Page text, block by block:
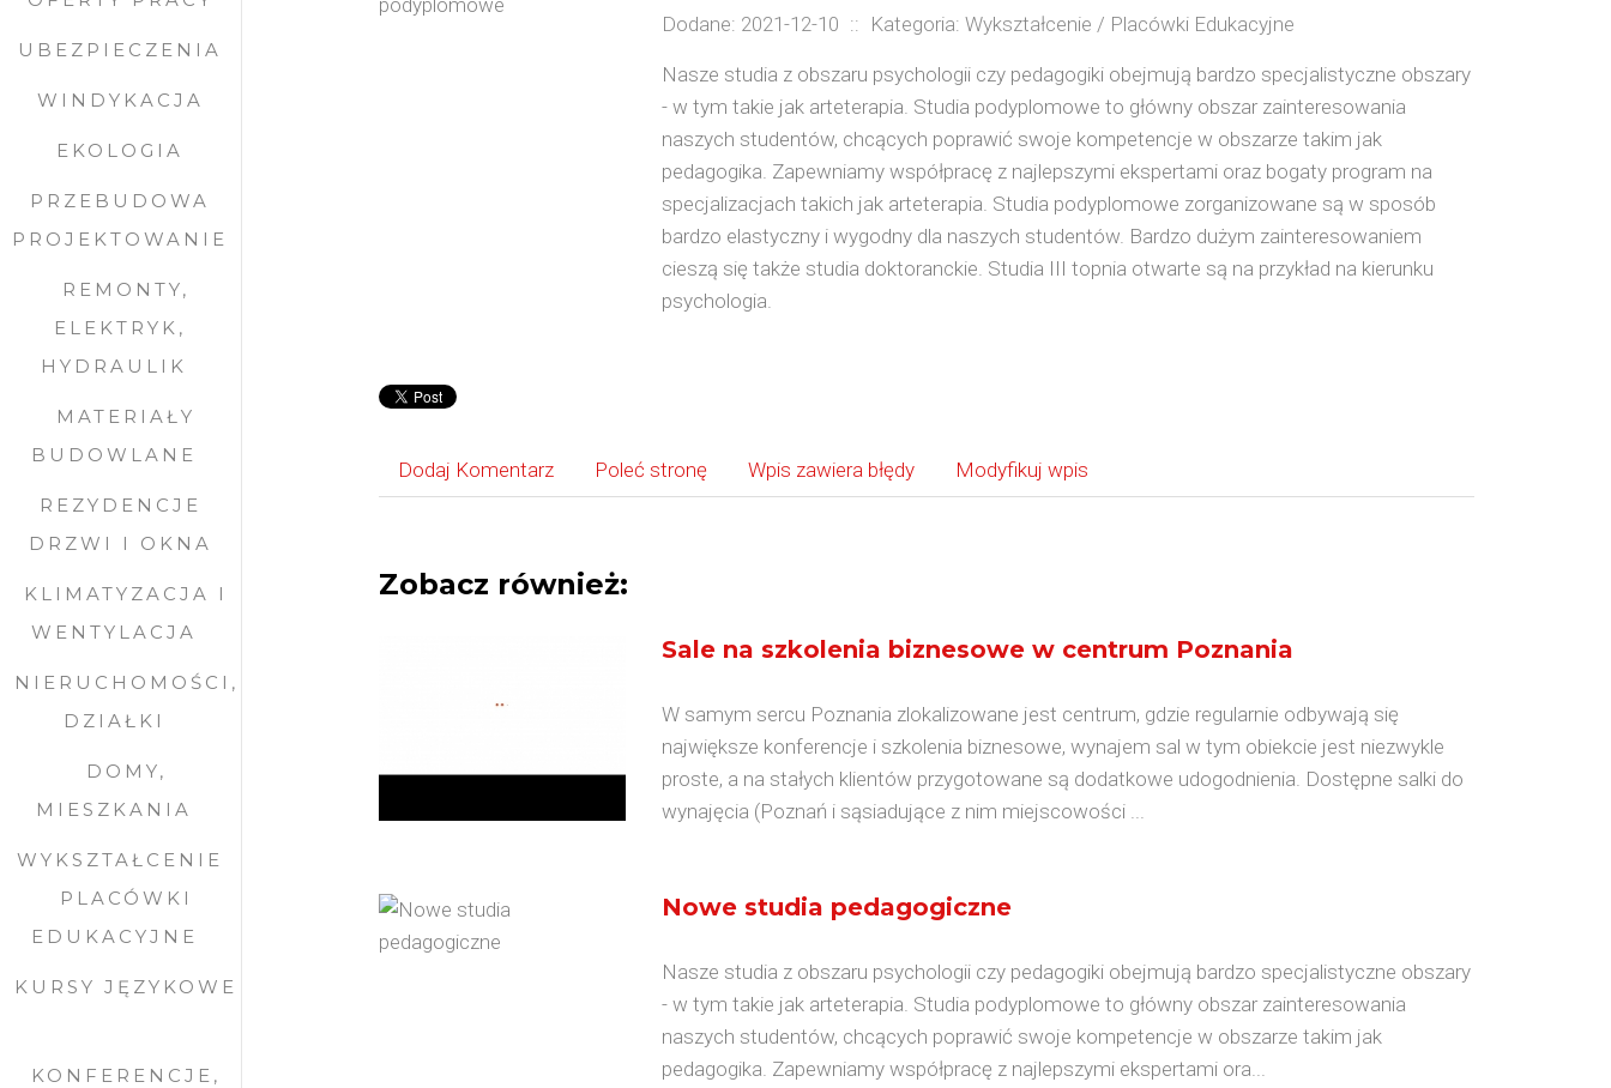
UBEZPIECZENIA
WINDYKACJA
EKOLOGIA
PRZEBUDOWA
PROJEKTOWANIE
REMONTY,
ELEKTRYK,
HYDRAULIK
MATERIAŁY
BUDOWLANE
REZYDENCJE
DRZWI I OKNA
KLIMATYZACJA I
WENTYLACJA
NIERUCHOMOŚCI,
DZIAŁKI
DOMY,
MIESZKANIA
WYKSZTAŁCENIE
PLACÓWKI
EDUKACYJNE
KURSY JĘZYKOWE
KONFERENCJE,
Dodane: 2021-12-10 :: Kategoria: Wykształcenie / Placówki Edukacyjne
Nasze studia z obszaru psychologii czy pedagogiki obejmują bardzo specjalistyczne obszary
- w tym takie jak arteterapia. Studia podyplomowe to główny obszar zainteresowania
naszych studentów, chcących poprawić swoje kompetencje w obszarze takim jak
pedagogika. Zapewniamy współpracę z najlepszymi ekspertami oraz bogaty program na
specjalizacjach takich jak arteterapia. Studia podyplomowe zorganizowane są w sposób
bardzo elastyczny i wygodny dla naszych studentów. Bardzo dużym zainteresowaniem
cieszą się także studia doktoranckie. Studia III topnia otwarte są na przykład na kierunku
psychologia.
Dodaj Komentarz Poleć stronę Wpis zawiera błędy Modyfikuj wpis
Zobacz również:
Sale na szkolenia biznesowe w centrum Poznania
W samym sercu Poznania zlokalizowane jest centrum, gdzie regularnie odbywają się
największe konferencje i szkolenia biznesowe, wynajem sal w tym obiekcie jest niezwykle
proste, a na stałych klientów przygotowane są dodatkowe udogodnienia. Dostępne salki do
wynajęcia (Poznań i sąsiadujące z nim miejscowości ...
Nowe studia pedagogiczne
Nasze studia z obszaru psychologii czy pedagogiki obejmują bardzo specjalistyczne obszary
- w tym takie jak arteterapia. Studia podyplomowe to główny obszar zainteresowania
naszych studentów, chcących poprawić swoje kompetencje w obszarze takim jak
pedagogika. Zapewniamy współpracę z najlepszymi ekspertami ora...